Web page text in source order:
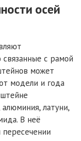
осей
с рамой
может
модели и года
алюминия, латуни,
В неё
пересечении